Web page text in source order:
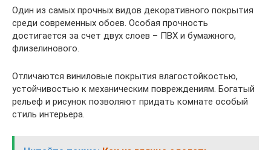
Один из самых прочных видов декоративного покрытия
среди современных обоев. Особая прочность
достигается за счет двух слоев – ПВХ и бумажного,
флизелинового.
Отличаются виниловые покрытия влагостойкостью,
устойчивостью к механическим повреждениям. Богатый
рельеф и рисунок позволяют придать комнате особый
стиль интерьера.